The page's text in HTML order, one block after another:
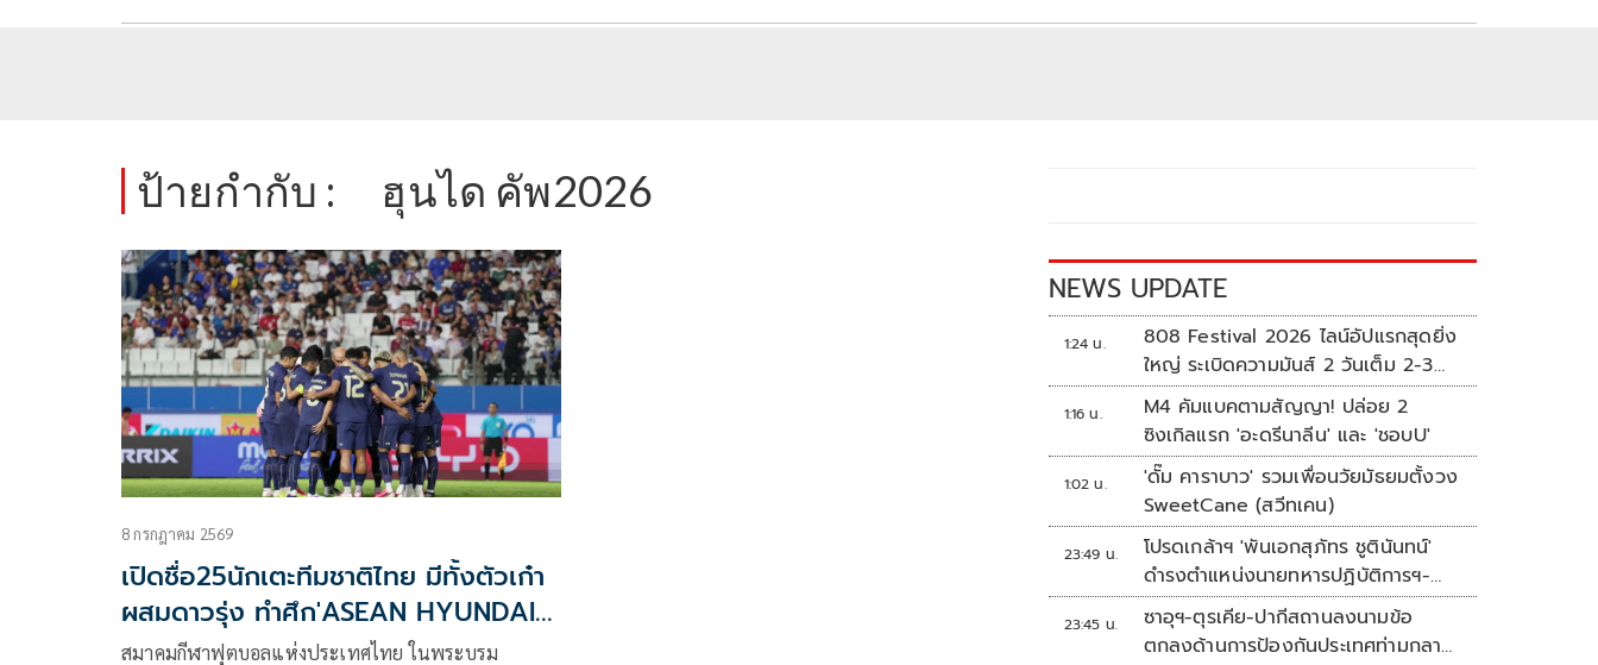
ป้ายกำกับ : ฮุนได คัพ2026
8 กรกฎาคม 2569
เปิดชื่อ25นักเตะทีมชาติไทย มีทั้งตัวเก๋า
ผสมดาวรุ่ง ทำศึก'ASEAN HYUNDAI
CUP 2026'
สมาคมกีฬาฟุตบอลแห่งประเทศไทย ในพระบรม
NEWS UPDATE
1:24 น.
808 Festival 2026 ไลน์อัปแรกสุดยิ่ง
ใหญ่ ระเบิดความมันส์ 2 วันเต็ม 2-3
ต.ค.นี้
1:16 น.
M4 คัมแบคตามสัญญา! ปล่อย 2
ซิงเกิลแรก 'อะดรีนาลีน' และ 'ชอบU'
1:02 น.
'ดั๊ม คาราบาว' รวมเพื่อนวัยมัธยมตั้งวง
SweetCane (สวีทเคน)
23:49 น.
โปรดเกล้าฯ 'พันเอกสุภัทร ชูตินันทน์'
ดำรงตำแหน่งนายทหารปฏิบัติการฯ-
พระราชทานยศ 'พลตรี'
23:45 น.
ซาอุฯ-ตุรเคีย-ปากีสถานลงนามข้อ
ตกลงด้านการป้องกันประเทศท่ามกลาง